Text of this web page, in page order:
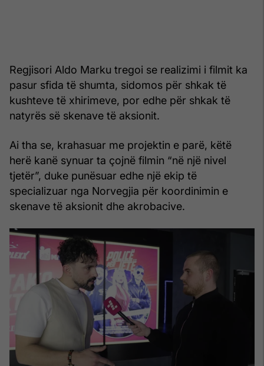
Regjisori Aldo Marku tregoi se realizimi i filmit ka
pasur sfida të shumta, sidomos për shkak të
kushteve të xhirimeve, por edhe për shkak të
natyrës së skenave të aksionit.
Ai tha se, krahasuar me projektin e parë, këtë
herë kanë synuar ta çojnë filmin “në një nivel
tjetër”, duke punësuar edhe një ekip të
specializuar nga Norvegjia për koordinimin e
skenave të aksionit dhe akrobacive.